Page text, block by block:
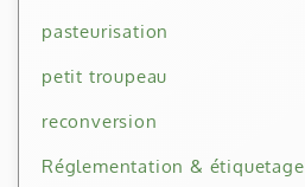
pasteurisation
petit troupeau
reconversion
Réglementation & étiquetage